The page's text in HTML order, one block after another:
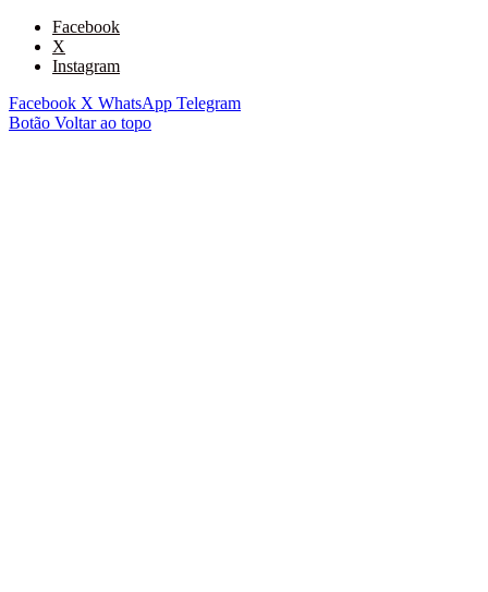
Facebook
X
Instagram
Facebook X WhatsApp Telegram
Botão Voltar ao topo